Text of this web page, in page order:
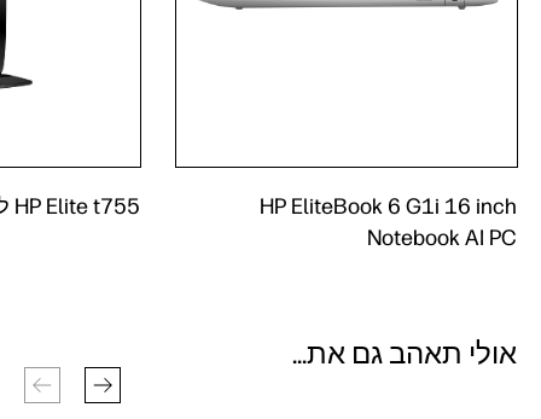
HP Elite t755 לקוח Thin
HP EliteBook 6 G1i 16 inch
Notebook AI PC
אולי תאהב גם את...